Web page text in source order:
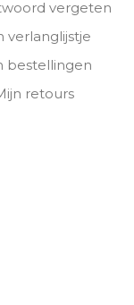
vergeten
verlanglijstje
bestellingen
retours